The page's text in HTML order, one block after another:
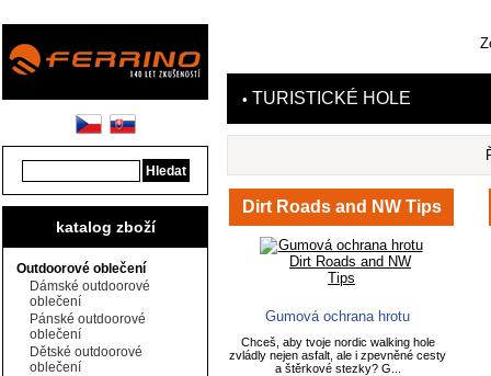
katalog zboží
Outdoorové oblečení
Dámské outdoorové
oblečení
Pánské outdoorové
oblečení
Dětské outdoorové
oblečení
• TURISTICKÉ HOLE
Dirt Roads and NW Tips
Gumová ochrana hrotu
Chceš, aby tvoje nordic walking hole
zvládly nejen asfalt, ale i zpevněné cesty
a štěrkové stezky? G...